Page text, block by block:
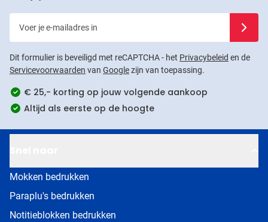
Dit formulier is beveiligd met reCAPTCHA - het Privacybeleid en de
Servicevoorwaarden van Googlezijn van toepassing.
€ 25,- korting op jouw volgende aankoop
Altijd als eerste op de hoogte
Mokken bedrukken
Paraplu's bedrukken
Notitieblokken bedrukken